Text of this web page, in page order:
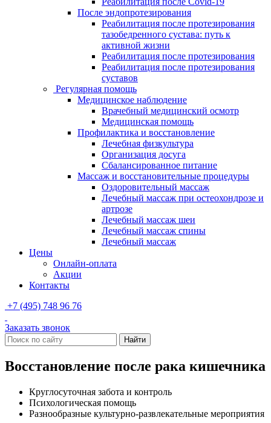
После эндопротезирования
Реабилитация после протезирования
тазобедренного сустава: путь к
активной жизни
Реабилитация после протезирования
Реабилитация после протезирования
суставов
Регулярная помощь
Медицинское наблюдение
Врачебный медицинский осмотр
Медицинская помощь
Профилактика и восстановление
Лечебная физкультура
Организация досуга
Сбалансированное питание
Массаж и восстановительные процедуры
Оздоровительный массаж
Лечебный массаж при остеохондрозе и
артрозе
Лечебный массаж шеи
Лечебный массаж спины
Лечебный массаж
Цены
Онлайн-оплата
Акции
Контакты
+7 (495) 748 96 76
Заказать звонок
Найти
Восстановление после рака кишечника
Круглосуточная забота и контроль
Психологическая помощь
Разнообразные культурно-развлекательные мероприятия